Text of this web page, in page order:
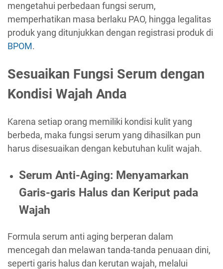
mengetahui perbedaan fungsi serum,
memperhatikan masa berlaku PAO, hingga legalitas
produk yang ditunjukkan dengan registrasi produk di
BPOM.
Sesuaikan Fungsi Serum dengan
Kondisi Wajah Anda
Karena setiap orang memiliki kondisi kulit yang
berbeda, maka fungsi serum yang dihasilkan pun
harus disesuaikan dengan kebutuhan kulit wajah.
Serum Anti-Aging: Menyamarkan
Garis-garis Halus dan Keriput pada
Wajah
Formula serum anti aging berperan dalam
mencegah dan melawan tanda-tanda penuaan dini,
seperti garis halus dan kerutan wajah, melalui